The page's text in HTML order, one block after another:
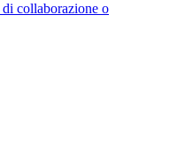
collaborazione o